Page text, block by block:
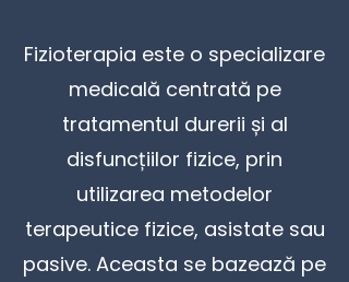
Fizioterapia este o specializare
medicală centrată pe
tratamentul durerii și al
disfuncțiilor fizice, prin
utilizarea metodelor
terapeutice fizice, asistate sau
pasive. Aceasta se bazează pe